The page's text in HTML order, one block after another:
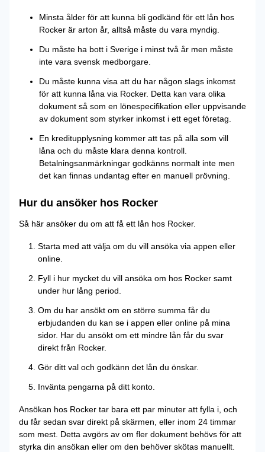
Minsta ålder för att kunna bli godkänd för ett lån hos
Rocker är arton år, alltså måste du vara myndig.
Du måste ha bott i Sverige i minst två år men måste
inte vara svensk medborgare.
Du måste kunna visa att du har någon slags inkomst
för att kunna låna via Rocker. Detta kan vara olika
dokument så som en lönespecifikation eller uppvisande
av dokument som styrker inkomst i ett eget företag.
En kreditupplysning kommer att tas på alla som vill
låna och du måste klara denna kontroll.
Betalningsanmärkningar godkänns normalt inte men
det kan finnas undantag efter en manuell prövning.
Hur du ansöker hos Rocker
Så här ansöker du om att få ett lån hos Rocker.
Starta med att välja om du vill ansöka via appen eller
online.
Fyll i hur mycket du vill ansöka om hos Rocker samt
under hur lång period.
Om du har ansökt om en större summa får du
erbjudanden du kan se i appen eller online på mina
sidor. Har du ansökt om ett mindre lån får du svar
direkt från Rocker.
Gör ditt val och godkänn det lån du önskar.
Invänta pengarna på ditt konto.
Ansökan hos Rocker tar bara ett par minuter att fylla i, och
du får sedan svar direkt på skärmen, eller inom 24 timmar
som mest. Detta avgörs av om fler dokument behövs för att
styrka din ansökan eller om den behöver skötas manuellt.